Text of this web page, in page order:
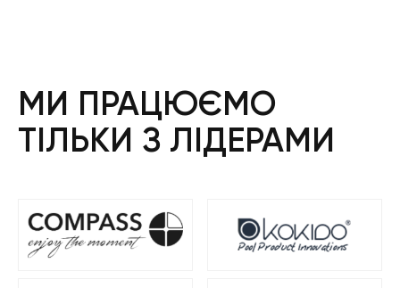
МИ ПРАЦЮЄМО
ТІЛЬКИ З ЛІДЕРАМИ